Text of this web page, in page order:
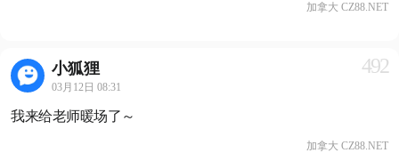
加拿大 CZ88.NET
小狐狸
03月12日 08:31
492
我来给老师暖场了～
加拿大 CZ88.NET